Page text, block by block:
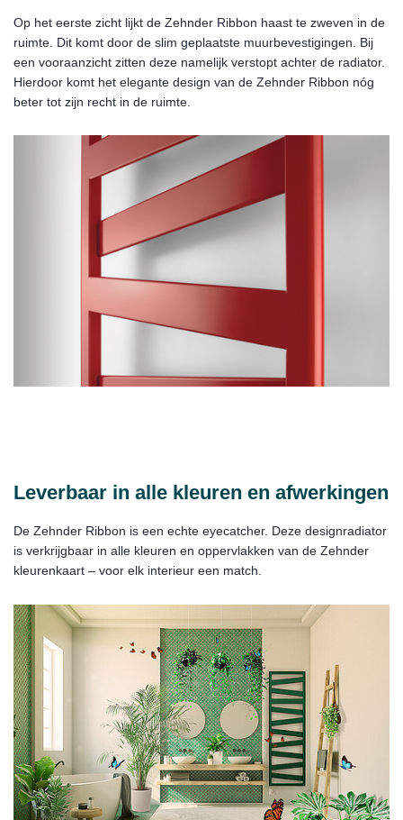
Op het eerste zicht lijkt de Zehnder Ribbon haast te zweven in de
ruimte. Dit komt door de slim geplaatste muurbevestigingen. Bij
een vooraanzicht zitten deze namelijk verstopt achter de radiator.
Hierdoor komt het elegante design van de Zehnder Ribbon nóg
beter tot zijn recht in de ruimte.
Leverbaar in alle kleuren en afwerkingen
De Zehnder Ribbon is een echte eyecatcher. Deze designradiator
is verkrijgbaar in alle kleuren en oppervlakken van de Zehnder
kleurenkaart – voor elk interieur een match.